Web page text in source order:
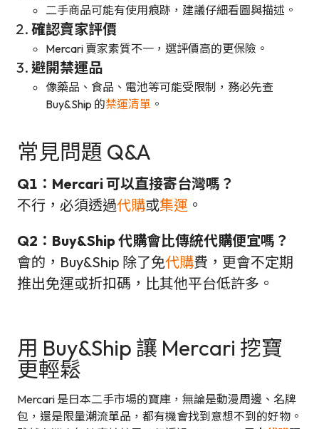
二手商品可能有使用痕跡，建議仔細看圖與描述。
確認賣家評價
Mercari 賣家素質不一，選評價高的更保險。
避開禁運品
像藥品、食品、電池等可能受限制，務必先查
Buy&Ship 的禁運清單 。
常見問題 Q&A
Q1：Mercari 可以直接寄台灣嗎？
不行，必須透過代購或集運 。
Q2：Buy&Ship 代購會比傳統代購便宜嗎？
會的，Buy&Ship 除了免代購費，更會不定期
推出免運或折扣碼，比其他平台低許多。
用 Buy&Ship 讓 Mercari 挖寶
更輕鬆
Mercari 是日本二手市場的寶庫，無論是動漫周邊、名牌
包，還是限量潮流單品，都有機會找到意想不到的好物。